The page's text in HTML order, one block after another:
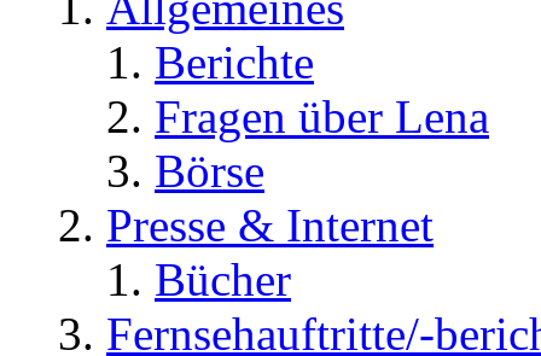
Berichte
Fragen über Lena
Börse
Presse & Internet
Bücher
Fernsehauftritte/-